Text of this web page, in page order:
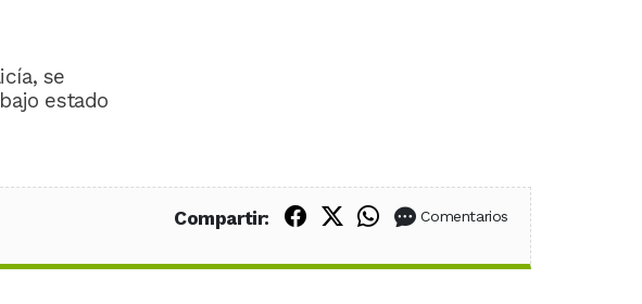
se
estado
Compartir: Compartir en Facebook
Compartir en X (Twitter)
Compartir en WhatsApp
Comentarios